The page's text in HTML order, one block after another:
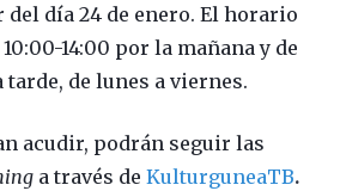
día 24 de enero. El horario
14:00 por la mañana y de
tarde, de lunes a viernes.
acudir, podrán seguir las
a través de KulturguneaTB.